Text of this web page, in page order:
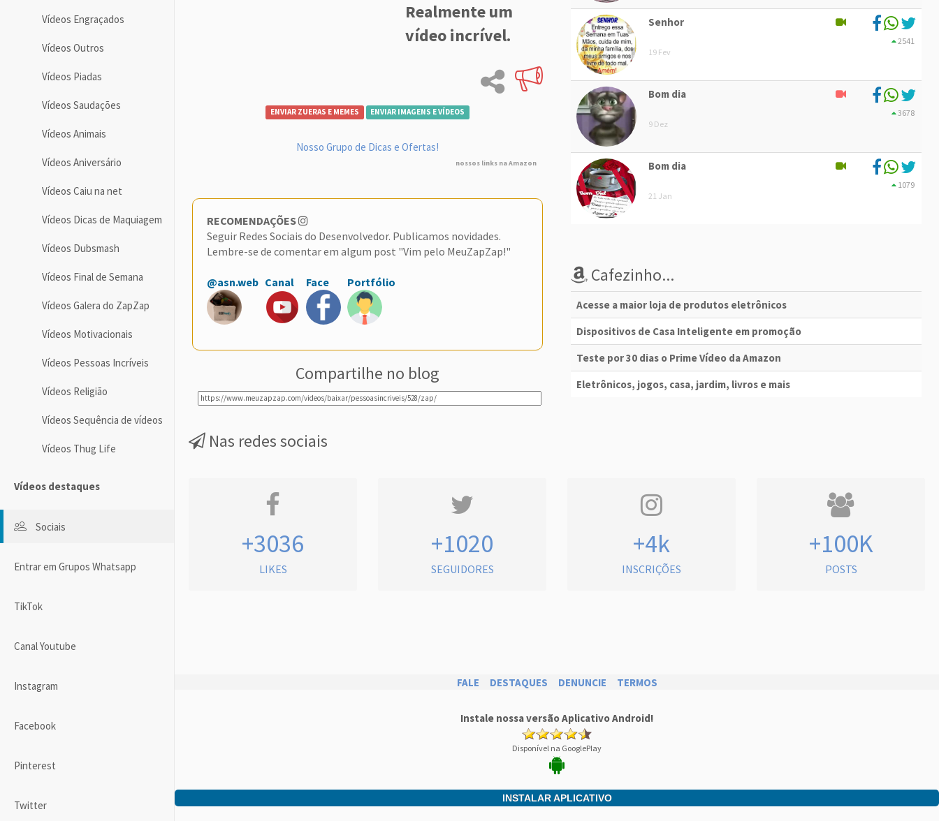
Vídeos Engraçados
Vídeos Outros
Vídeos Piadas
Vídeos Saudações
Vídeos Animais
Vídeos Aniversário
Vídeos Caiu na net
Vídeos Dicas de Maquiagem
Vídeos Dubsmash
Vídeos Final de Semana
Vídeos Galera do ZapZap
Vídeos Motivacionais
Vídeos Pessoas Incríveis
Vídeos Religião
Vídeos Sequência de vídeos
Vídeos Thug Life
Vídeos destaques
Sociais
Entrar em Grupos Whatsapp
TikTok
Canal Youtube
Instagram
Facebook
Pinterest
Twitter
Realmente um
vídeo incrível.
ENVIAR ZUERAS E MEMES ENVIAR IMAGENS E VÍDEOS
Nosso Grupo de Dicas e Ofertas!
nossos links na Amazon
RECOMENDAÇÕES
Seguir Redes Sociais do Desenvolvedor. Publicamos novidades.
Lembre-se de comentar em algum post "Vim pelo MeuZapZap!"
@asn.web Canal Face Portfólio
Compartilhe no blog
Senhor
19 Fev
2541
Bom dia
9 Dez
3678
Bom dia
21 Jan
1079
Cafezinho...
Acesse a maior loja de produtos eletrônicos
Dispositivos de Casa Inteligente em promoção
Teste por 30 dias o Prime Vídeo da Amazon
Eletrônicos, jogos, casa, jardim, livros e mais
Nas redes sociais
+3036
LIKES
+1020
SEGUIDORES
+4k
INSCRIÇÕES
+100K
POSTS
FALE DESTAQUES DENUNCIE TERMOS
Instale nossa versão Aplicativo Android!
Disponível na GooglePlay
INSTALAR APLICATIVO